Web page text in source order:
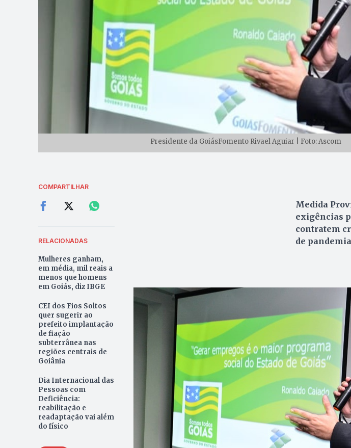
Presidente da GoiásFomento Rivael Aguiar | Foto: Ascom
COMPARTILHAR
RELACIONADAS
Mulheres ganham,
em média, mil reais a
menos que homens
em Goiás, diz IBGE
CEI dos Fios Soltos
quer sugerir ao
prefeito implantação
de fiação
subterrânea nas
regiões centrais de
Goiânia
Dia Internacional das
Pessoas com
Deficiência:
reabilitação e
readaptação vai além
do físico
Medida
exigências
contratem
de pandemia